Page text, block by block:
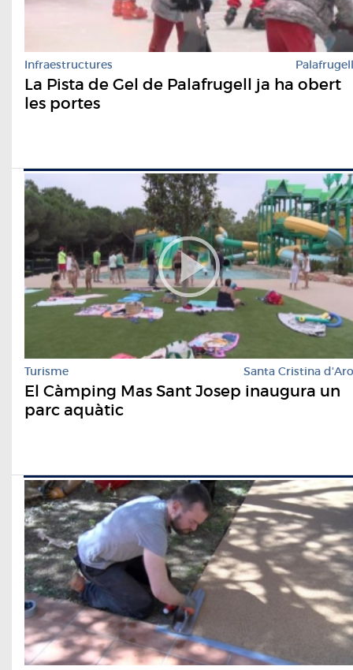
Infraestructures Palafrugell
La Pista de Gel de Palafrugell ja ha obert
les portes
Turisme Santa Cristina d'Aro
El Càmping Mas Sant Josep inaugura un
parc aquàtic